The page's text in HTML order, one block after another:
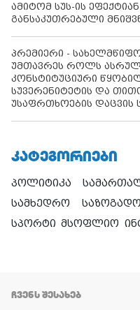
ამიტომ სუს-ის
განსაკუთრებული
პრემიერი -
უმთავრეს როლს
კონსტიტუციური
სუვერენიტეტის და
უსაფრთხოების დაცვის
ᲙᲐᲢᲔᲒᲝᲠᲘᲔᲑᲘ
პოლიტიკა
სამხედრო
სპორტი მსოფლიო
ᲩᲕᲔᲜᲡ ᲨᲔᲡᲐᲮᲔᲑ